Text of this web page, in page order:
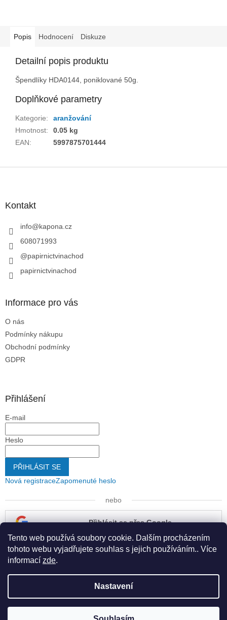
Tento web používá soubory cookie. Dalším procházením
tohoto webu vyjadřujete souhlas s jejich používáním.. Více
informací zde.
Nastavení
Popis Hodnocení Diskuze
Detailní popis produktu
Špendlíky HDA0144, poniklované 50g.
Doplňkové parametry
Kategorie:
aranžování
Hmotnost:
0.05 kg
EAN: 5997875701444
Kontakt
info@kapona.cz
608071993
@papirnictvinachod
papirnictvinachod
Informace pro vás
O nás
Podmínky nákupu
Obchodní podmínky
GDPR
Přihlášení
E-mail
Heslo
PŘIHLÁSIT SE
Nová registraceZapomenuté heslo
nebo
Přihlásit se přes Google
Přihlásit se přes Seznam
Vytvořil Shoptet